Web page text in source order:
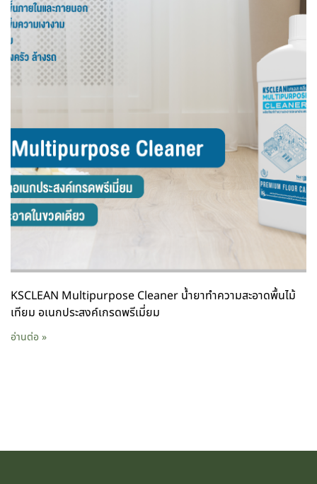
KSCLEAN Multipurpose Cleaner น้ำยาทำความสะอาดพื้นไม้
เทียม อเนกประสงค์เกรดพรีเมี่ยม
อ่านต่อ »